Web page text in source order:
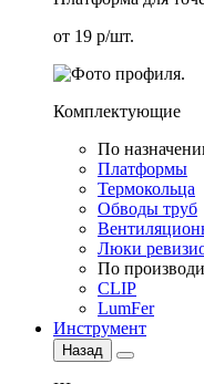
от 19 р/шт.
Комплектующие
По
Платформы
Термокольца
Обводы труб
Люки
По
CLIP
LumFer
Инструмент
Назад